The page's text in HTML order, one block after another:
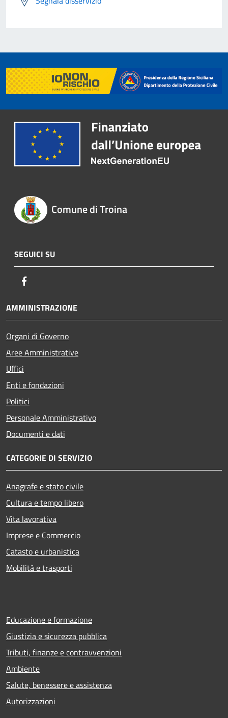
Comune di Troina
SEGUICI SU
AMMINISTRAZIONE
Organi di Governo
Aree Amministrative
Uffici
Enti e fondazioni
Politici
Personale Amministrativo
Documenti e dati
CATEGORIE DI SERVIZIO
Anagrafe e stato civile
Cultura e tempo libero
Vita lavorativa
Imprese e Commercio
Catasto e urbanistica
Mobilità e trasporti
Educazione e formazione
Giustizia e sicurezza pubblica
Tributi, finanze e contravvenzioni
Ambiente
Salute, benessere e assistenza
Autorizzazioni